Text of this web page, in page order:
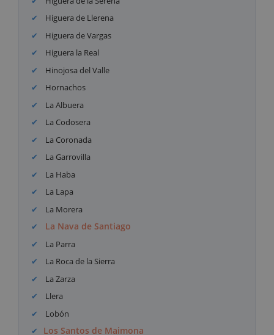
Higuera de Llerena
Higuera de Vargas
Higuera la Real
Hinojosa del Valle
Hornachos
La Albuera
La Codosera
La Coronada
La Garrovilla
La Haba
La Lapa
La Morera
La Nava de Santiago
La Parra
La Roca de la Sierra
La Zarza
Llera
Lobón
Los Santos de Maimona